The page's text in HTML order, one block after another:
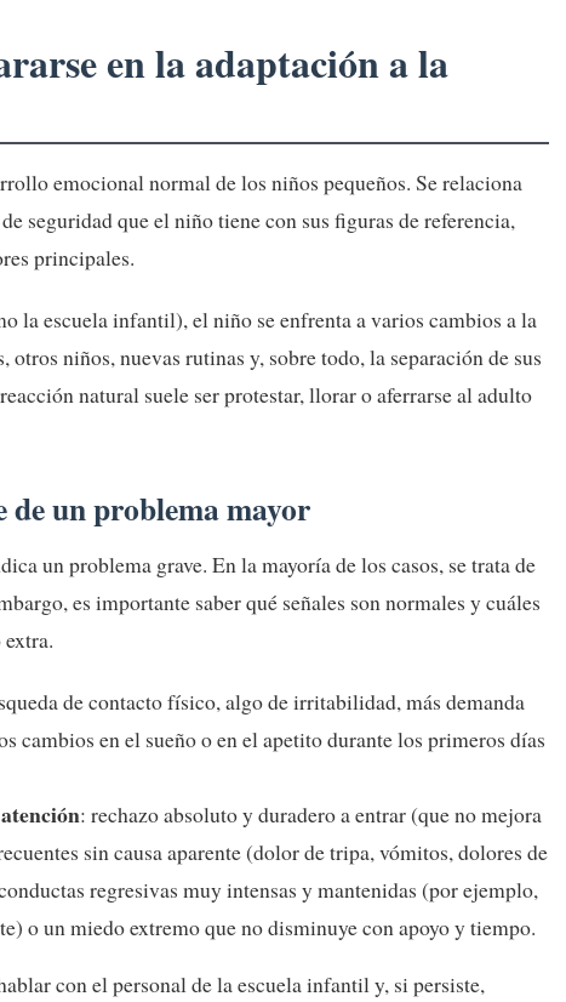
en la adaptación a la
emocional normal de los niños pequeños. Se relaciona
seguridad que el niño tiene con sus figuras de referencia,
principales.
la escuela infantil), el niño se enfrenta a varios cambios a la
niños, nuevas rutinas y, sobre todo, la separación de sus
natural suele ser protestar, llorar o aferrarse al adulto
de un problema mayor
un problema grave. En la mayoría de los casos, se trata de
es importante saber qué señales son normales y cuáles
de contacto físico, algo de irritabilidad, más demanda
cambios en el sueño o en el apetito durante los primeros días
: rechazo absoluto y duradero a entrar (que no mejora
sin causa aparente (dolor de tripa, vómitos, dolores de
regresivas muy intensas y mantenidas (por ejemplo,
o un miedo extremo que no disminuye con apoyo y tiempo.
con el personal de la escuela infantil y, si persiste,